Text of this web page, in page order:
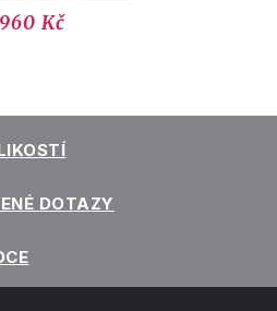
960 Kč
DOTAZY